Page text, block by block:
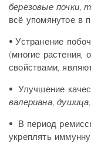
березовые почки,
всё упомянутое в
•Устранение
(многие
свойствами,
• Улучшение
валериана,
• В период
укреплять